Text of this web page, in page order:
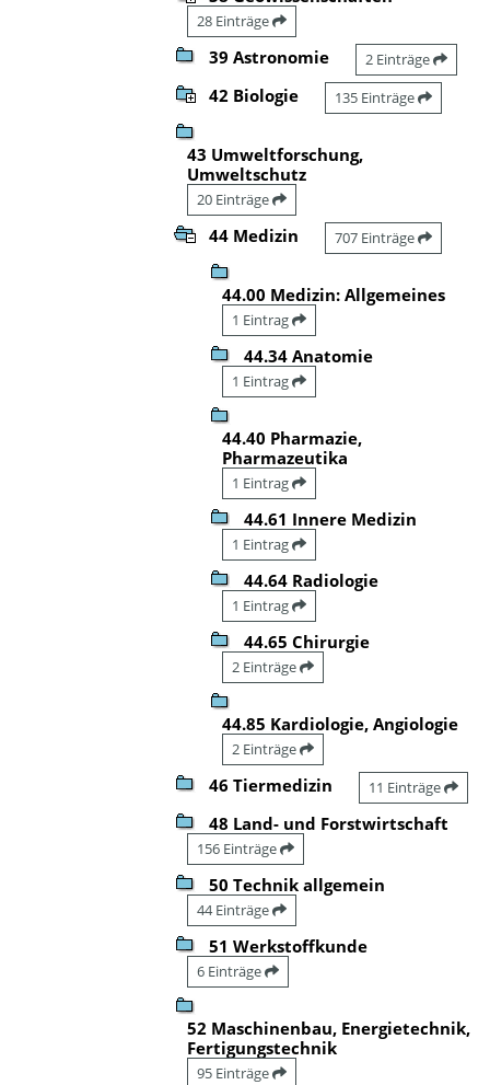
28 Einträge
39 Astronomie 2 Einträge
42 Biologie 135 Einträge
43 Umweltforschung,
Umweltschutz
20 Einträge
44 Medizin 707 Einträge
44.00 Medizin: Allgemeines
1 Eintrag
44.34 Anatomie
1 Eintrag
44.40 Pharmazie,
Pharmazeutika
1 Eintrag
44.61 Innere Medizin
1 Eintrag
44.64 Radiologie
1 Eintrag
44.65 Chirurgie
2 Einträge
44.85 Kardiologie, Angiologie
2 Einträge
46 Tiermedizin 11 Einträge
48 Land- und Forstwirtschaft
156 Einträge
50 Technik allgemein
44 Einträge
51 Werkstoffkunde
6 Einträge
52 Maschinenbau, Energietechnik,
Fertigungstechnik
95 Einträge